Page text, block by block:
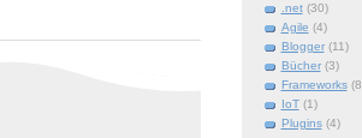
.net (30)
Agile (4)
Blogger (11)
Bücher (3)
Frameworks
IoT (1)
Plugins (4)